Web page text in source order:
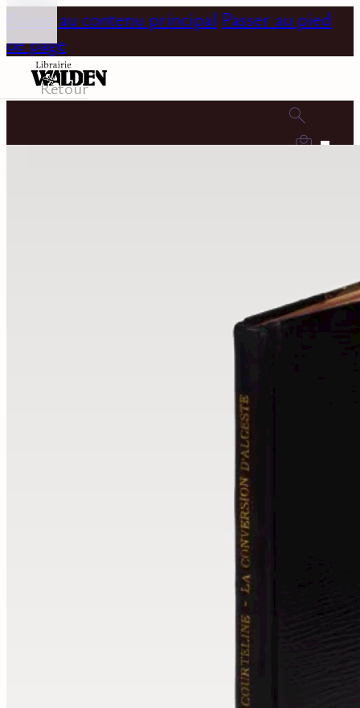
Passer au contenu principal Passer au pied
de page
0
Retour